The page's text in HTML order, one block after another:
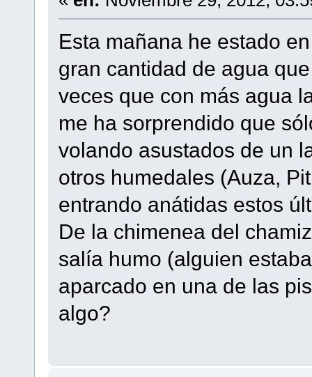
Esta mañana he estado
gran cantidad de agua
veces que con más agua
me ha sorprendido que
volando asustados de un
otros humedales (Auza,
entrando anátidas estos
De la chimenea del
salía humo (alguien
aparcado en una de las
algo?